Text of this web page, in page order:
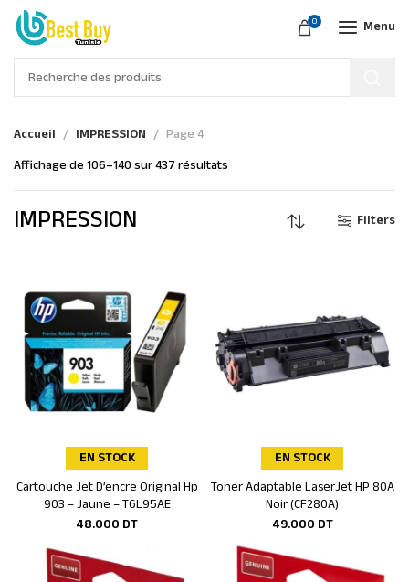
0 Menu
Accueil IMPRESSION
Page 4
Affichage de 106–140 sur 437 résultats
IMPRESSION Filters
EN STOCK
Ajouter au panier
Cartouche Jet D’encre Original Hp
903 – Jaune – T6L95AE
48.000 DT
EN STOCK
Ajouter au panier
Toner Adaptable LaserJet HP 80A
Noir (CF280A)
49.000 DT